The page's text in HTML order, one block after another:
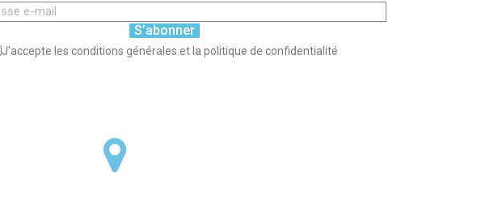
S’abonner
J'accepte les conditions générales et la politique de confidentialité